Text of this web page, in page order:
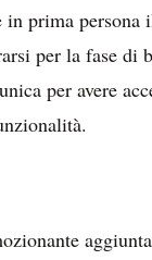
prima
per la fase
per avere